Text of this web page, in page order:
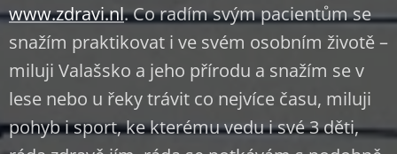
www.zdravi.nl. Co radím svým pacientům se
snažím praktikovat i ve svém osobním životě –
miluji Valašsko a jeho přírodu a snažím se v
lese nebo u řeky trávit co nejvíce času, miluji
pohyb i sport, ke kterému vedu i své 3 děti,